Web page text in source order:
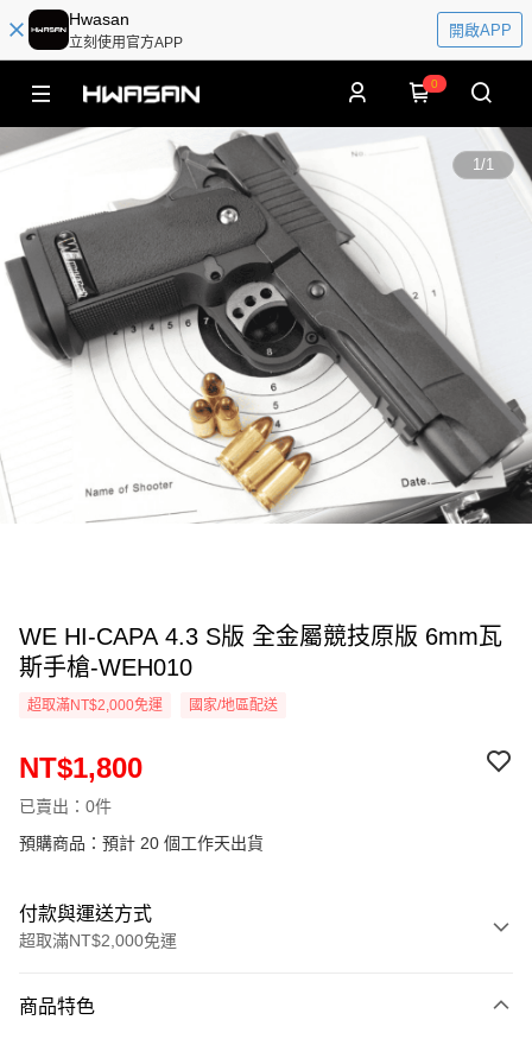
Hwasan
立刻使用官方APP
開啟APP
0
1/1
WE HI-CAPA 4.3 S版 全金屬競技原版 6mm瓦
斯手槍-WEH010
超取滿NT$2,000免運 國家/地區配送
NT$1,800
已賣出：0件
預購商品：預計 20 個工作天出貨
付款與運送方式
超取滿NT$2,000免運
信用卡一次付款
商品特色